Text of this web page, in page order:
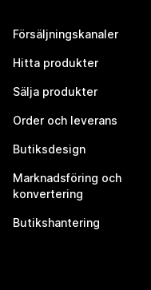
Försäljningskanaler
Hitta produkter
Sälja produkter
Order och leverans
Butiksdesign
Marknadsföring och
konvertering
Butikshantering